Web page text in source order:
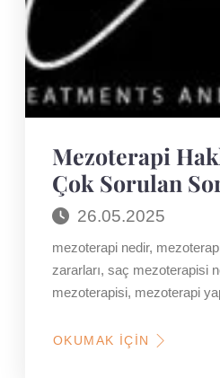
Mezoterapi
Çok Sorulan
26.05.2025
mezoterapi nedir,
zararları, saç mezoterapisi
mezoterapisi, mezoterapi
OKUMAK İÇIN
HAKKINDA